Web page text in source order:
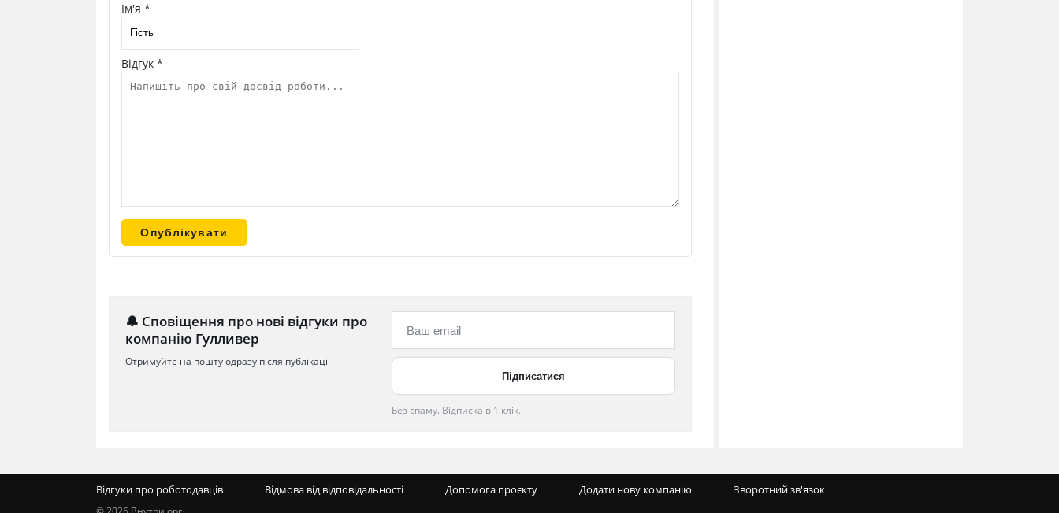
Ім'я *
Відгук *
🔔 Сповіщення про нові відгуки про
компанію Гулливер
Отримуйте на пошту одразу після публікації
Без спаму. Відписка в 1 клік.
Відгуки про роботодавців Відмова від відповідальності Допомога проєкту Додати нову компанію Зворотний зв'язок